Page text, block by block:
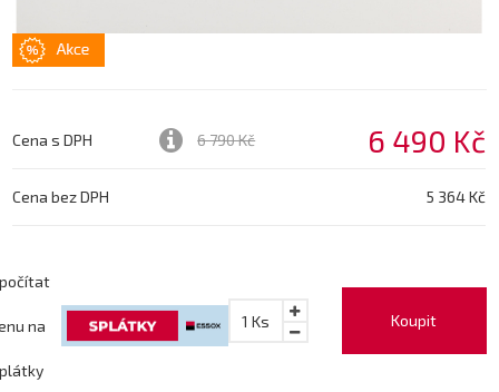
Cena s DPH 6 790 Kč 6 490 Kč
Cena bez DPH 5 364 Kč
Koupit
1 Ks
na